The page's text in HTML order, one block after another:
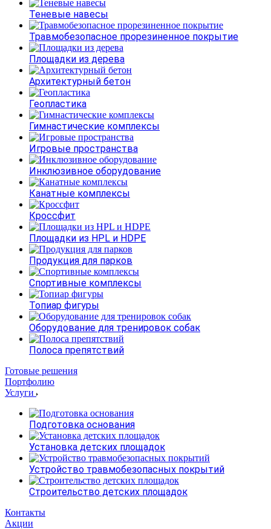
Теневые навесы
Травмобезопасное прорезиненное покрытие
Площадки из дерева
Архитектурный бетон
Геопластика
Гимнастические комплексы
Игровые пространства
Инклюзивное оборудование
Канатные комплексы
Кроссфит
Площадки из HPL и HDPE
Продукция для парков
Спортивные комплексы
Топиар фигуры
Оборудование для тренировок собак
Полоса препятствий
Готовые решения
Портфолию
Услуги
Подготовка основания
Установка детских площадок
Устройство травмобезопасных покрытий
Строительство детских площадок
Контакты
Акции